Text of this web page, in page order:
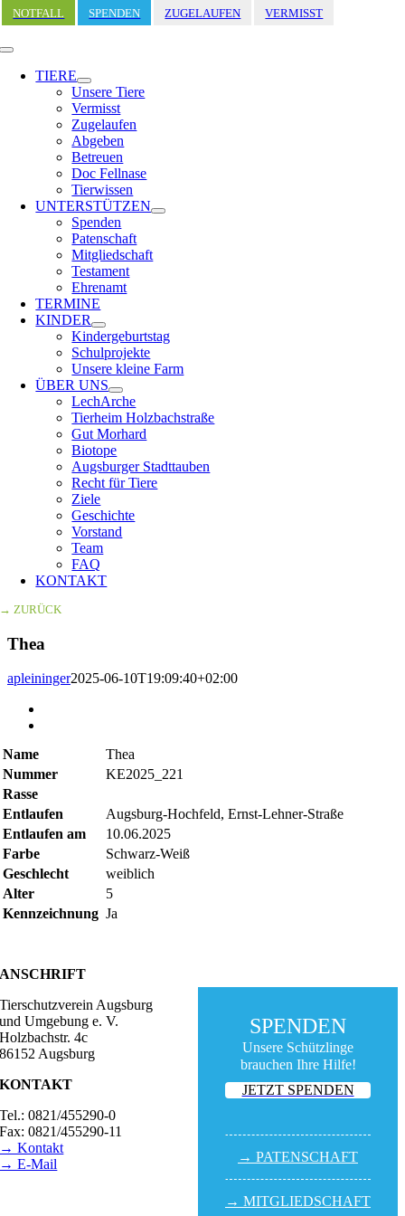
Zum
Inhalt
springen
NOTFALL SPENDEN ZUGELAUFEN VERMISST
Toggle
Navigation
TIERE
Unsere Tiere
Vermisst
Zugelaufen
Abgeben
Betreuen
Doc Fellnase
Tierwissen
UNTERSTÜTZEN
Spenden
Patenschaft
Mitgliedschaft
Testament
Ehrenamt
TERMINE
KINDER
Kindergeburtstag
Schulprojekte
Unsere kleine Farm
ÜBER UNS
LechArche
Tierheim Holzbachstraße
Gut Morhard
Biotope
Augsburger Stadttauben
Recht für Tiere
Ziele
Geschichte
Vorstand
Team
FAQ
KONTAKT
→ ZURÜCK
Thea
apleininger2025-06-10T19:09:40+02:00
Name
Thea
Nummer
KE2025_221
Rasse
Entlaufen
Augsburg-Hochfeld, Ernst-Lehner-Straße
Entlaufen am
10.06.2025
Farbe
Schwarz-Weiß
Geschlecht
weiblich
Alter
5
Kennzeichnung Ja
SPENDEN
Unsere Schützlinge
brauchen Ihre Hilfe!
JETZT SPENDEN
→ PATEN­SCHAFT
→ MITGLIED­SCHAFT
ANSCHRIFT
Tierschutzverein Augsburg
und Umgebung e. V.
Holzbachstr. 4c
86152 Augsburg
KONTAKT
Tel.: 0821/455290-0
Fax: 0821/455290-11
→ Kontakt
→ E-Mail